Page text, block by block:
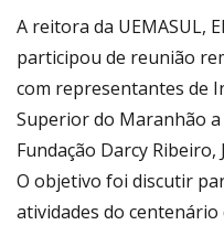
A reitora da UEMASUL,
participou de reunião
com representantes de
Superior do Maranhão
Fundação Darcy Ribeiro,
O objetivo foi discutir
atividades do